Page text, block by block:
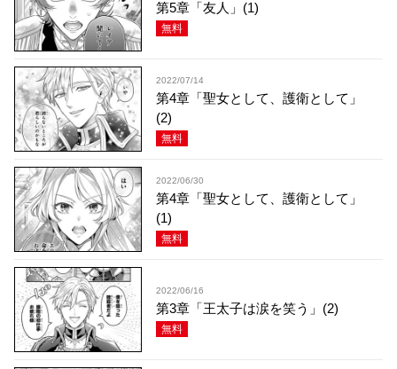
第5章「友人」(1)
無料
2022/07/14
第4章「聖女として、護衛として」
(2)
無料
2022/06/30
第4章「聖女として、護衛として」
(1)
無料
2022/06/16
第3章「王太子は涙を笑う」(2)
無料